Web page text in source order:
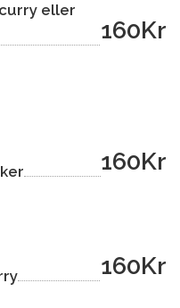
eller
160Kr
160Kr
160Kr